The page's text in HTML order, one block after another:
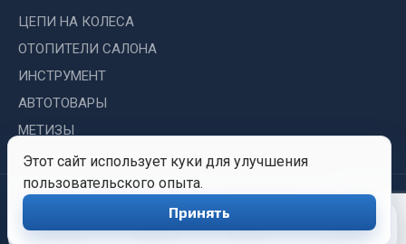
Весь раздел
Запчасти HOWO
Двигатель
Подвеска
Система питания
Этот сайт использует куки для улучшения
пользовательского опыта.
Принять
ЦЕПИ НА КОЛЕСА
ОТОПИТЕЛИ САЛОНА
ИНСТРУМЕНТ
АВТОТОВАРЫ
МЕТИЗЫ
© 2026 Иркутский Центр Политика
конфиденциальности
Обработка